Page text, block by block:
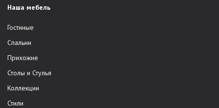
Наша мебель
Гостиные
Спальни
Прихожие
Столы и Стулья
Коллекции
Стили